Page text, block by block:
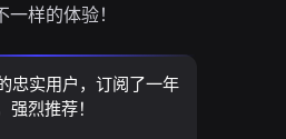
一样的体验！
忠实用户，订阅了一年
强烈推荐！